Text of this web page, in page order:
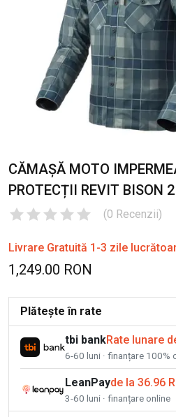
CĂMAȘĂ MOTO
PROTECȚII REVIT BISON
(0 Recenzii)
Livrare Gratuită 1-3 zile
1,249.00 RON
Plătește în rate
tbi bankRate lunare
6-60 luni · finanțare 100%
LeanPayde la 36.96
3-60 luni · finanțare online